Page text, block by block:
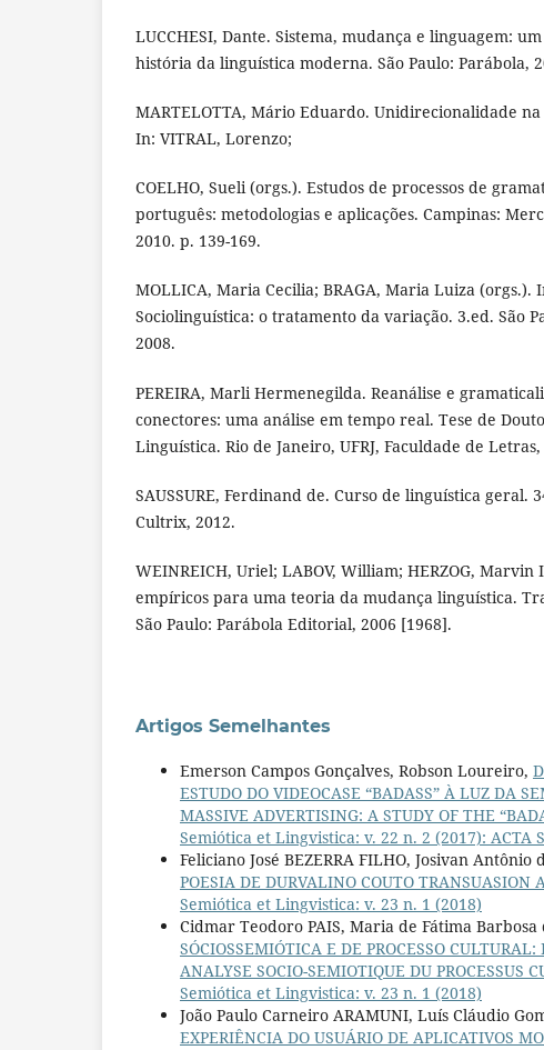
LUCCHESI, Dante. Sistema, mudança e linguagem:
história da linguística moderna. São Paulo: Parábola,
MARTELOTTA, Mário Eduardo. Unidirecionalidade
In: VITRAL, Lorenzo;
COELHO, Sueli (orgs.). Estudos de processos de
português: metodologias e aplicações. Campinas:
2010. p. 139-169.
MOLLICA, Maria Cecilia; BRAGA, Maria Luiza (orgs.).
Sociolinguística: o tratamento da variação. 3.ed. São
2008.
PEREIRA, Marli Hermenegilda. Reanálise e
conectores: uma análise em tempo real. Tese de
Linguística. Rio de Janeiro, UFRJ, Faculdade de Letras,
SAUSSURE, Ferdinand de. Curso de linguística geral.
Cultrix, 2012.
WEINREICH, Uriel; LABOV, William; HERZOG, Marvin
empíricos para uma teoria da mudança linguística.
São Paulo: Parábola Editorial, 2006 [1968].
Artigos Semelhantes
Emerson Campos Gonçalves, Robson Loureiro,
ESTUDO DO VIDEOCASE “BADASS” À LUZ DA
MASSIVE ADVERTISING: A STUDY OF THE
Semiótica et Lingvistica: v. 22 n. 2 (2017): ACTA
Feliciano José BEZERRA FILHO, Josivan Antônio
POESIA DE DURVALINO COUTO TRANSUASION
Semiótica et Lingvistica: v. 23 n. 1 (2018)
Cidmar Teodoro PAIS, Maria de Fátima Barbosa
SÓCIOSSEMIÓTICA E DE PROCESSO
ANALYSE SOCIO-SEMIOTIQUE DU PROCESSUS
Semiótica et Lingvistica: v. 23 n. 1 (2018)
João Paulo Carneiro ARAMUNI, Luís Cláudio
EXPERIÊNCIA DO USUÁRIO DE APLICATIVOS